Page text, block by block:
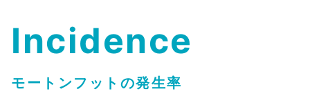
Incidence
モートンフットの発生率